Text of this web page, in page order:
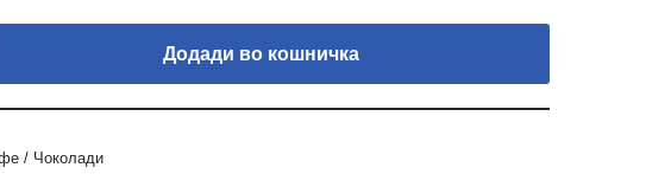
Додади во кошничка
/ Чоколади